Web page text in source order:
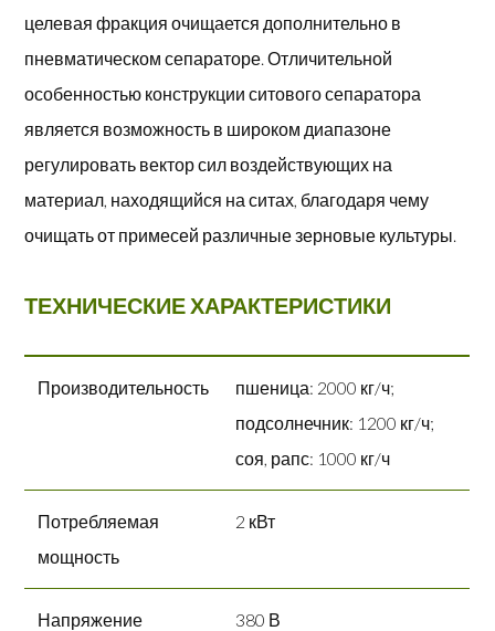
целевая фракция очищается дополнительно в
пневматическом сепараторе. Отличительной
особенностью конструкции ситового сепаратора
является возможность в широком диапазоне
регулировать вектор сил воздействующих на
материал, находящийся на ситах, благодаря чему
очищать от примесей различные зерновые культуры.
ТЕХНИЧЕСКИЕ ХАРАКТЕРИСТИКИ
Производительность
пшеница: 2000 кг/ч;
подсолнечник: 1200 кг/ч;
соя, рапс: 1000 кг/ч
Потребляемая
мощность
2 кВт
Напряжение
380 В